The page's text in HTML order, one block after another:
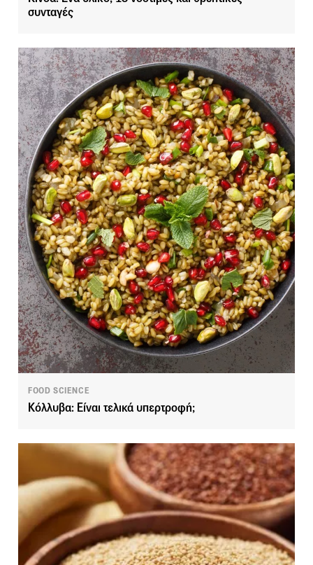
συνταγές
FOOD SCIENCE
Kόλλυβα: Είναι τελικά υπερτροφή;